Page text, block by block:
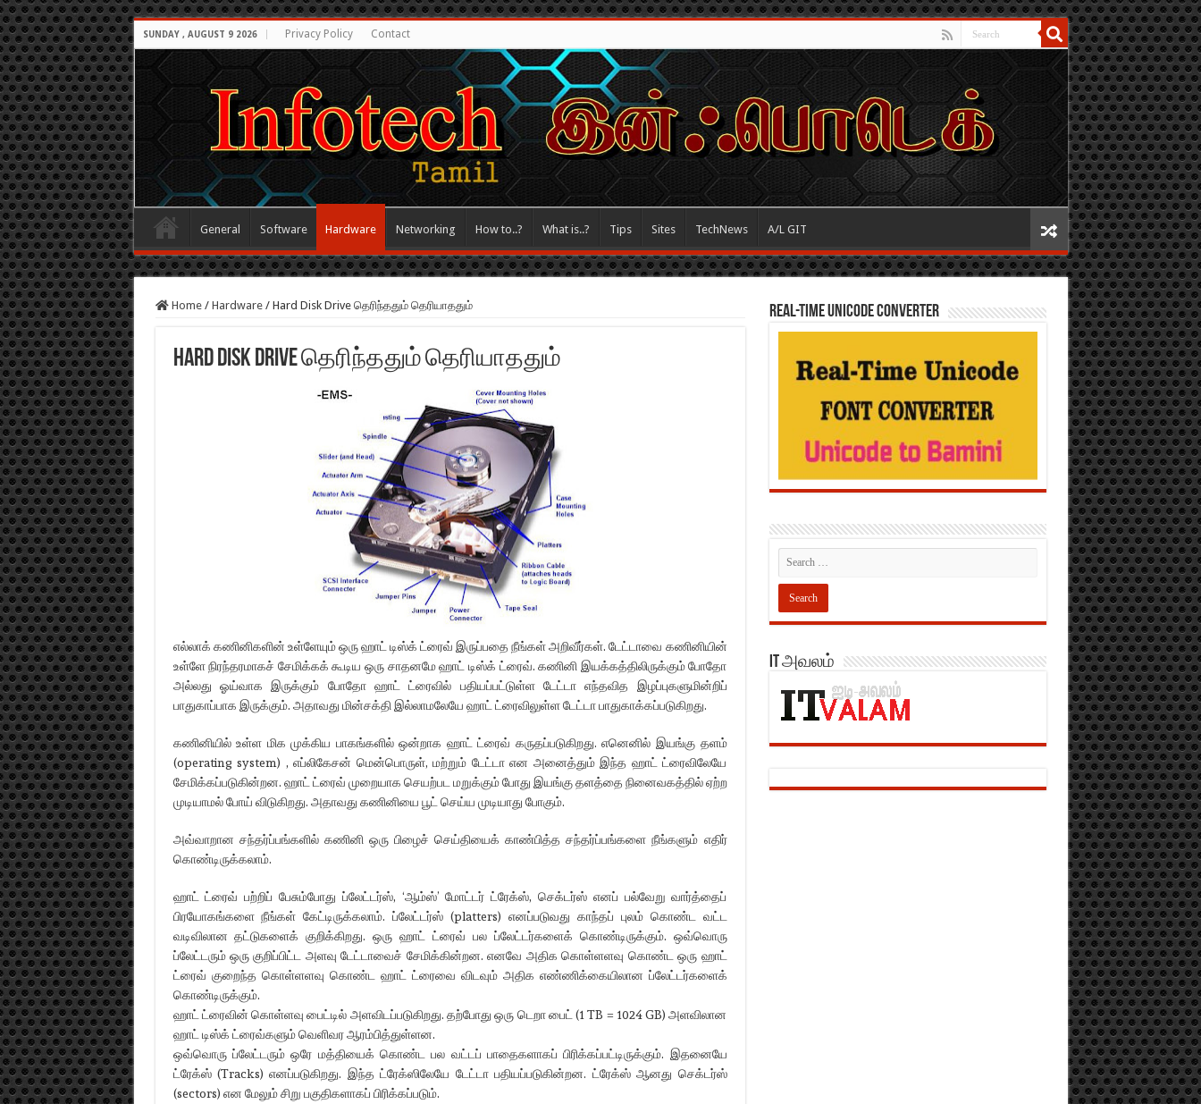
SUNDAY , AUGUST 9 2026 Privacy Policy Contact
General Software Hardware Networking How to..? What is..? Tips Sites TechNews A/L GIT
Home / Hardware / Hard Disk Drive தெரிந்ததும் தெரியாததும்
Hard Disk Drive தெரிந்ததும் தெரியாததும்
எல்லாக் கணினிகளின் உள்ளேயும் ஒரு ஹாட் டிஸ்க் ட்ரைவ் இருப்பதை நீங்கள் அறிவீர்கள். டேட்டாவை கணினியின்
உள்ளே நிரந்தரமாகச் சேமிக்கக் கூடிய ஒரு சாதனமே ஹாட் டிஸ்க் ட்ரைவ். கணினி இயக்கத்திலிருக்கும் போதோ
அல்லது ஓய்வாக இருக்கும் போதோ ஹாட் ட்ரைவில் பதியப்பட்டுள்ள டேட்டா எந்தவித இழப்புகளுமின்றிப்
பாதுகாப்பாக இருக்கும். அதாவது மின்சக்தி இல்லாமலேயே ஹாட் ட்ரைவிலுள்ள டேட்டா பாதுகாக்கப்படுகிறது.
கணினியில் உள்ள மிக முக்கிய பாகங்களில் ஒன்றாக ஹாட் ட்ரைவ் கருதப்படுகிறது. எனெனில் இயங்கு தளம்
(operating system) , எப்லிகேசன் மென்பொருள், மற்றும் டேட்டா என அனைத்தும் இந்த ஹாட் ட்ரைவிலேயே
சேமிக்கப்படுகின்றன. ஹாட் ட்ரைவ் முறையாக செயற்பட மறுக்கும் போது இயங்கு தளத்தை நினைவகத்தில் ஏற்ற
முடியாமல் போய் விடுகிறது. அதாவது கணினியை பூட் செய்ய முடியாது போகும்.
அவ்வாறான சந்தர்ப்பங்களில் கணினி ஒரு பிழைச் செய்தியைக் காண்பித்த சந்தர்ப்பங்களை நீங்களும் எதிர்
கொண்டிருக்கலாம்.
ஹாட் ட்ரைவ் பற்றிப் பேசும்போது ப்லேட்டர்ஸ், ‘ஆம்ஸ்’ மோட்டர் ட்ரேக்ஸ், செக்டர்ஸ் எனப் பல்வேறு வார்த்தைப்
பிரயோகங்களை நீங்கள் கேட்டிருக்கலாம். ப்லேட்டர்ஸ் (platters) எனப்படுவது காந்தப் புலம் கொண்ட வட்ட
வடிவிலான தட்டுகளைக் குறிக்கிறது. ஒரு ஹாட் ட்ரைவ் பல ப்லேட்டர்களைக் கொண்டிருக்கும். ஒவ்வொரு
ப்லேட்டரும் ஒரு குறிப்பிட்ட அளவு டேட்டாவைச் சேமிக்கின்றன. எனவே அதிக கொள்ளளவு கொண்ட ஒரு ஹாட்
ட்ரைவ் குறைந்த கொள்ளளவு கொண்ட ஹாட் ட்ரைவை விடவும் அதிக எண்ணிக்கையிலான ப்லேட்டர்களைக்
கொண்டிருக்கும்.
ஹாட் ட்ரைவின் கொள்ளவு பைட்டில் அளவிடப்படுகிறது. தற்போது ஒரு டெறா பைட் (1 TB = 1024 GB) அளவிலான
ஹாட் டிஸ்க் ட்ரைவ்களும் வெளிவர ஆரம்பித்துள்ளன.
ஒவ்வொரு ப்லேட்டரும் ஒரே மத்தியைக் கொண்ட பல வட்டப் பாதைகளாகப் பிரிக்கப்பட்டிருக்கும். இதனையே
ட்ரேக்ஸ் (Tracks) எனப்படுகிறது. இந்த ட்ரேக்ஸிலேயே டேட்டா பதியப்படுகின்றன. ட்ரேக்ஸ் ஆனது செக்டர்ஸ்
(sectors) என மேலும் சிறு பகுதிகளாகப் பிரிக்கப்படும்.
REAL-TIME UNICODE CONVERTER
IT அவலம்